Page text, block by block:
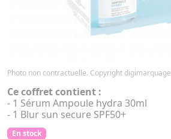
Photo non contractuelle. Copyright digimarquage
Ce coffret contient :
- 1 Sérum Ampoule hydra 30ml
- 1 Blur sun secure SPF50+
En stock